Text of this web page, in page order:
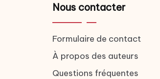
Nous contacter
Formulaire de contact
À propos des auteurs
Questions fréquentes